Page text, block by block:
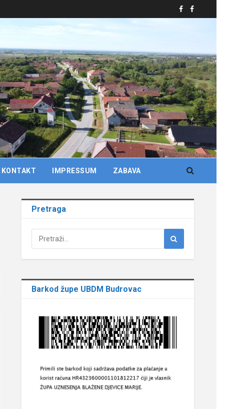
KONTAKT IMPRESSUM ZABAVA
Pretraga
Barkod župe UBDM Budrovac